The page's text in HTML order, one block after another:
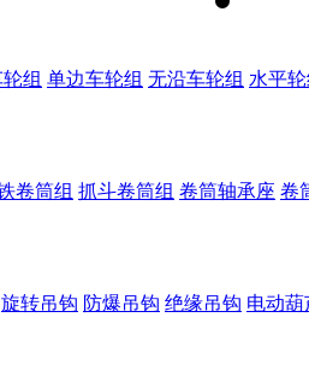
组 单边车轮组 无沿车轮组 水平
卷筒组 抓斗卷筒组 卷筒轴承座 卷
旋转吊钩 防爆吊钩 绝缘吊钩 电动